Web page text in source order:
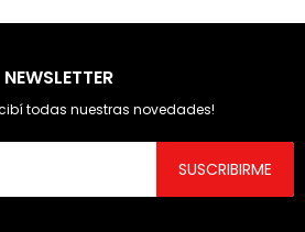
NEWSLETTER
todas nuestras novedades!
SUSCRIBIRME